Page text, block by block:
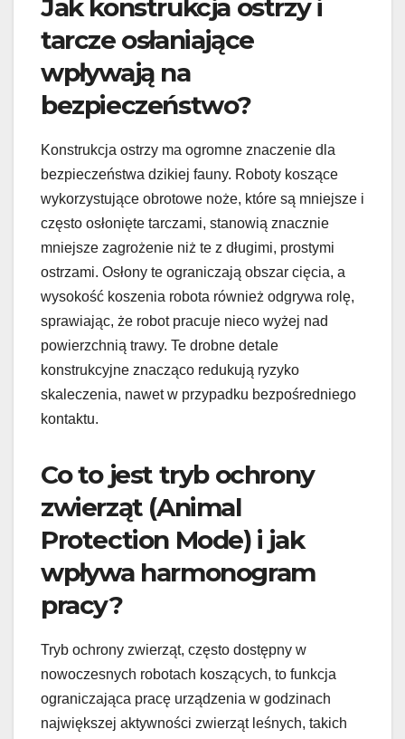
Jak konstrukcja ostrzy i
tarcze osłaniające
wpływają na
bezpieczeństwo?
Konstrukcja ostrzy ma ogromne znaczenie dla
bezpieczeństwa dzikiej fauny. Roboty koszące
wykorzystujące obrotowe noże, które są mniejsze i
często osłonięte tarczami, stanowią znacznie
mniejsze zagrożenie niż te z długimi, prostymi
ostrzami. Osłony te ograniczają obszar cięcia, a
wysokość koszenia robota również odgrywa rolę,
sprawiając, że robot pracuje nieco wyżej nad
powierzchnią trawy. Te drobne detale
konstrukcyjne znacząco redukują ryzyko
skaleczenia, nawet w przypadku bezpośredniego
kontaktu.
Co to jest tryb ochrony
zwierząt (Animal
Protection Mode) i jak
wpływa harmonogram
pracy?
Tryb ochrony zwierząt, często dostępny w
nowoczesnych robotach koszących, to funkcja
ograniczająca pracę urządzenia w godzinach
największej aktywności zwierząt leśnych, takich